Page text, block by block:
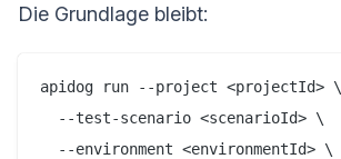
Die Grundlage bleibt:
apidog run --project <projectId> \
  --test-scenario <scenarioId> \
  --environment <environmentId> \